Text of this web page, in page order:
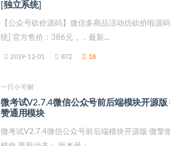
[独立系统]
【公众号砍价源码】微信多商品活动仿砍价啦源
统] 官方售价：386元，，最新...
2019-12-01 872 18
一只小可耐
微考试V2.7.4微信公众号前后端模块开源版
赞通用模块
微考试V2.7.4微信公众号前后端模块开源版 微擎